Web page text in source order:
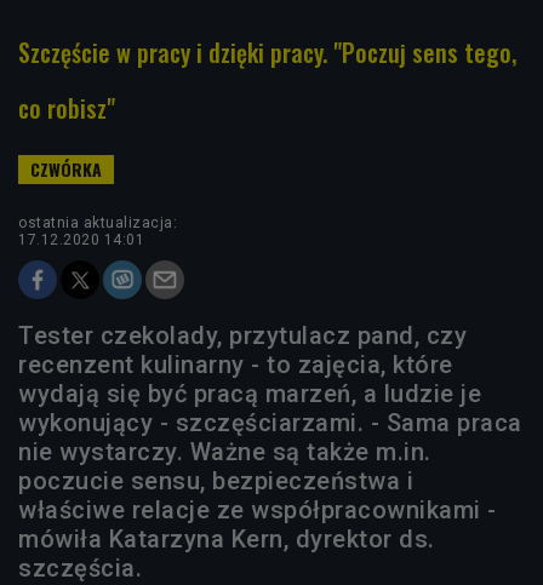
Szczęście w pracy i dzięki pracy. "Poczuj sens tego,
co robisz"
ostatnia aktualizacja:
17.12.2020 14:01
Tester czekolady, przytulacz pand, czy
recenzent kulinarny - to zajęcia, które
wydają się być pracą marzeń, a ludzie je
wykonujący - szczęściarzami. - Sama praca
nie wystarczy. Ważne są także m.in.
poczucie sensu, bezpieczeństwa i
właściwe relacje ze współpracownikami -
mówiła Katarzyna Kern, dyrektor ds.
szczęścia.